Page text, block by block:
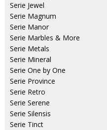
Serie Jewel
Serie Magnum
Serie Manor
Serie Marbles & More
Serie Metals
Serie Mineral
Serie One by One
Serie Province
Serie Retro
Serie Serene
Serie Silensis
Serie Tinct